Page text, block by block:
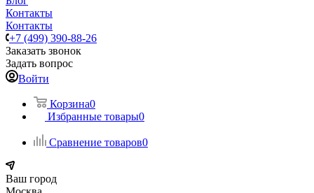
Контакты
Контакты
+7 (499) 390-88-26
Заказать звонок
Задать вопрос
Войти
Корзина0
Избранные товары0
Сравнение товаров0
Ваш город